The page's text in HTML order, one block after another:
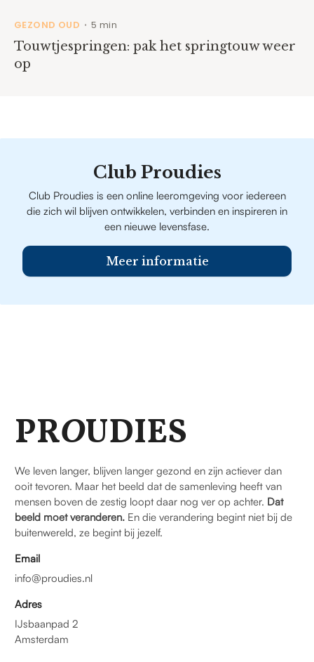
GEZOND OUD • 5 min
Touwtjespringen: pak het springtouw weer
op
Club Proudies
Club Proudies is een online leeromgeving voor iedereen
die zich wil blijven ontwikkelen, verbinden en inspireren in
een nieuwe levensfase.
Meer informatie
PROUDIES
We leven langer, blijven langer gezond en zijn actiever dan
ooit tevoren. Maar het beeld dat de samenleving heeft van
mensen boven de zestig loopt daar nog ver op achter. Dat
beeld moet veranderen. En die verandering begint niet bij de
buitenwereld, ze begint bij jezelf.
Email
info@proudies.nl
Adres
IJsbaanpad 2
Amsterdam